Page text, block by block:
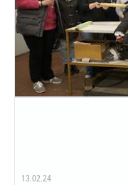
13.02.24